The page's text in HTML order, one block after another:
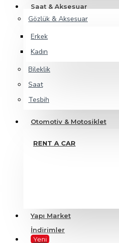
Saat & Aksesuar
Gözlük & Aksesuar
Erkek
Kadın
Bileklik
Saat
Tesbih
Otomotiv & Motosiklet
RENT A CAR
Yapı Market
İndirimler
Yeni